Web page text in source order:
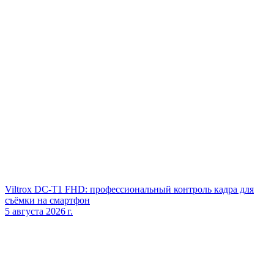
Viltrox DC‑T1 FHD: профессиональный контроль кадра для
съёмки на смартфон
5 августа 2026 г.